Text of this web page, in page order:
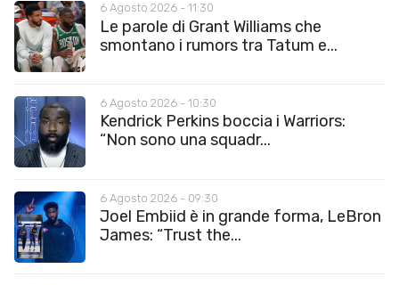
6 Agosto 2026 - 11:30
Le parole di Grant Williams che
smontano i rumors tra Tatum e...
6 Agosto 2026 - 10:30
Kendrick Perkins boccia i Warriors:
“Non sono una squadr...
6 Agosto 2026 - 09:30
Joel Embiid è in grande forma, LeBron
James: “Trust the...